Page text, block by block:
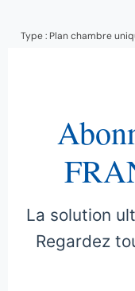
Type : Plan chambre
La solution
Regardez